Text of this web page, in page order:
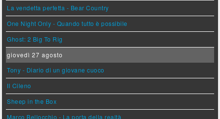
La vendetta perfetta - Bear Country
One Night Only - Quando tutto è possibile
Ghost: 2 Big To Rig
giovedì 27 agosto
Tony - Diario di un giovane cuoco
Il Cileno
Sheep in the Box
Marco Bellocchio - La porta della realtà